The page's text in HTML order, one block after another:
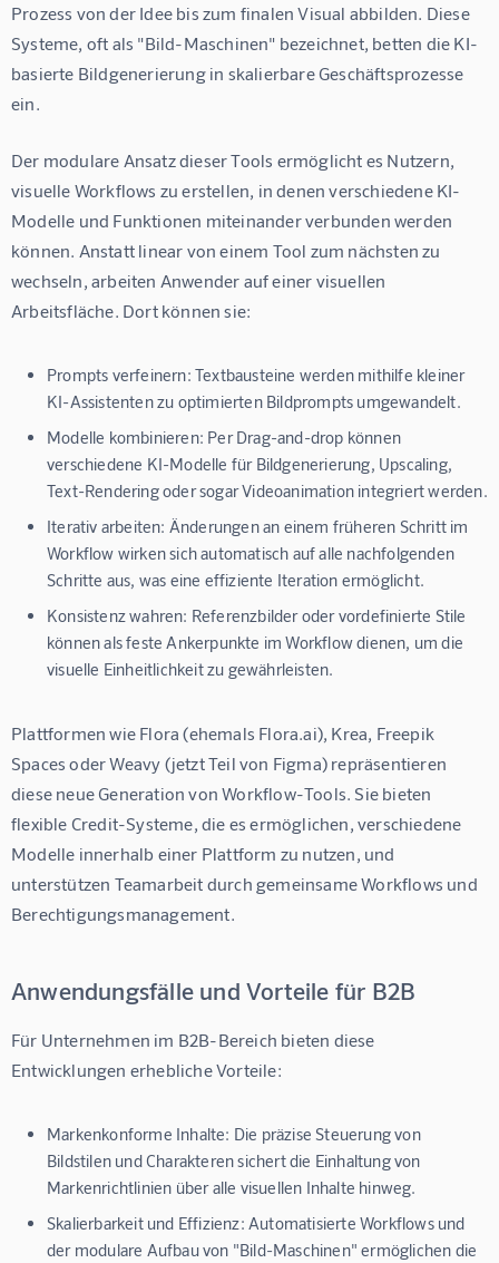
Prozess von der Idee bis zum finalen Visual abbilden. Diese
Systeme, oft als "Bild-Maschinen" bezeichnet, betten die KI-
basierte Bildgenerierung in skalierbare Geschäftsprozesse
ein.
Der modulare Ansatz dieser Tools ermöglicht es Nutzern,
visuelle Workflows zu erstellen, in denen verschiedene KI-
Modelle und Funktionen miteinander verbunden werden
können. Anstatt linear von einem Tool zum nächsten zu
wechseln, arbeiten Anwender auf einer visuellen
Arbeitsfläche. Dort können sie:
Prompts verfeinern: Textbausteine werden mithilfe kleiner
KI-Assistenten zu optimierten Bildprompts umgewandelt.
Modelle kombinieren: Per Drag-and-drop können
verschiedene KI-Modelle für Bildgenerierung, Upscaling,
Text-Rendering oder sogar Videoanimation integriert werden.
Iterativ arbeiten: Änderungen an einem früheren Schritt im
Workflow wirken sich automatisch auf alle nachfolgenden
Schritte aus, was eine effiziente Iteration ermöglicht.
Konsistenz wahren: Referenzbilder oder vordefinierte Stile
können als feste Ankerpunkte im Workflow dienen, um die
visuelle Einheitlichkeit zu gewährleisten.
Plattformen wie Flora (ehemals Flora.ai), Krea, Freepik
Spaces oder Weavy (jetzt Teil von Figma) repräsentieren
diese neue Generation von Workflow-Tools. Sie bieten
flexible Credit-Systeme, die es ermöglichen, verschiedene
Modelle innerhalb einer Plattform zu nutzen, und
unterstützen Teamarbeit durch gemeinsame Workflows und
Berechtigungsmanagement.
Anwendungsfälle und Vorteile für B2B
Für Unternehmen im B2B-Bereich bieten diese
Entwicklungen erhebliche Vorteile:
Markenkonforme Inhalte: Die präzise Steuerung von
Bildstilen und Charakteren sichert die Einhaltung von
Markenrichtlinien über alle visuellen Inhalte hinweg.
Skalierbarkeit und Effizienz: Automatisierte Workflows und
der modulare Aufbau von "Bild-Maschinen" ermöglichen die